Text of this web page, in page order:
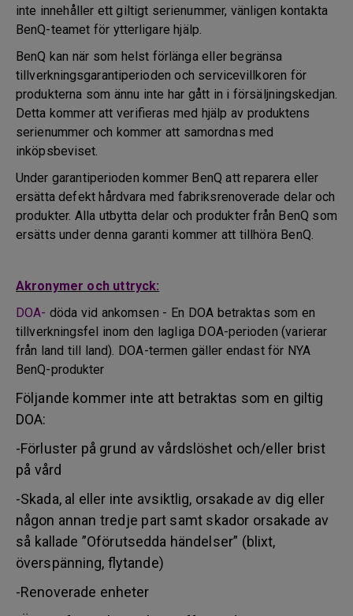
inte innehåller ett giltigt serienummer, vänligen kontakta
BenQ-teamet för ytterligare hjälp.
BenQ kan när som helst förlänga eller begränsa
tillverkningsgarantiperioden och servicevillkoren för
produkterna som ännu inte har gått in i försäljningskedjan.
Detta kommer att verifieras med hjälp av produktens
serienummer och kommer att samordnas med
inköpsbeviset.
Under garantiperioden kommer BenQ att reparera eller
ersätta defekt hårdvara med fabriksrenoverade delar och
produkter. Alla utbytta delar och produkter från BenQ som
ersätts under denna garanti kommer att tillhöra BenQ.
Akronymer och uttryck:
DOA- döda vid ankomsen - En DOA betraktas som en
tillverkningsfel inom den lagliga DOA-perioden (varierar
från land till land). DOA-termen gäller endast för NYA
BenQ-produkter
Följande kommer inte att betraktas som en giltig
DOA:
-Förluster på grund av vårdslöshet och/eller brist
på vård
-Skada, al eller inte avsiktlig, orsakade av dig eller
någon annan tredje part samt skador orsakade av
så kallade ”Oförutsedda händelser” (blixt,
överspänning, flytande)
-Renoverade enheter